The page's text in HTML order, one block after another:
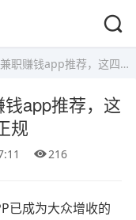
app推荐，这四个软件都很正规
app推荐，这
规
216
已成为大众增收的